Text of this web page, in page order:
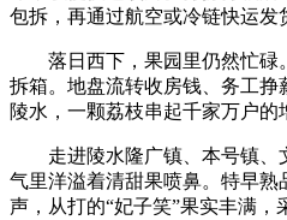
包拆，再通过航空或冷链快运发
落日西下，果园里仍然忙碌
拆箱。地盘流转收房钱、务工
陵水，一颗荔枝串起千家万户的
走进陵水隆广镇、本号镇、
气里洋溢着清甜果喷鼻。特早熟
声，从打的“妃子笑”果实丰满，